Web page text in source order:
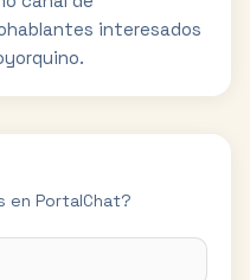
interesados
en PortalChat?